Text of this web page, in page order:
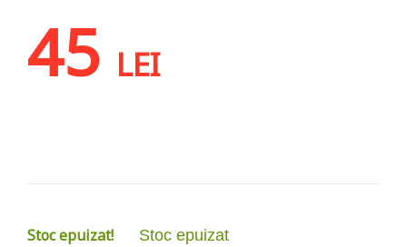
45 LEI
Stoc epuizat! Stoc epuizat